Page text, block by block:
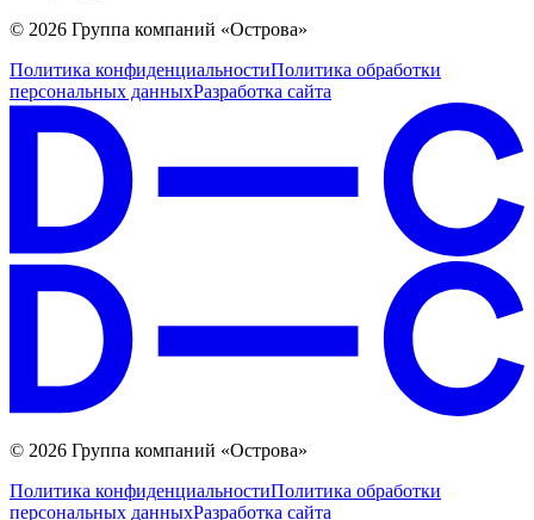
© 2026 Группа компаний «Острова»
Политика конфиденциальностиПолитика обработки
персональных данныхРазработка сайта
© 2026 Группа компаний «Острова»
Политика конфиденциальностиПолитика обработки
персональных данныхРазработка сайта